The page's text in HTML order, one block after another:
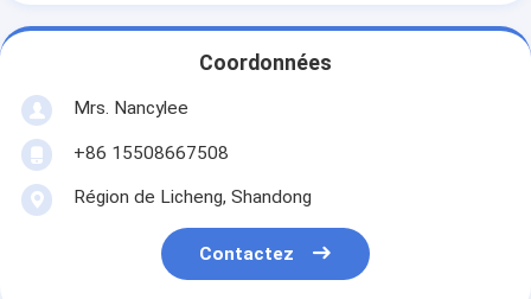
Coordonnées
Mrs. Nancylee
+86 15508667508
Région de Licheng, Shandong
Contactez